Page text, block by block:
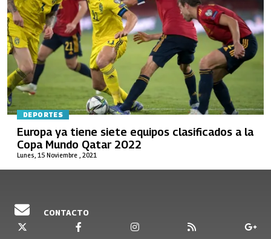
DEPORTES
Lunes, 15 Noviembre , 2021
Europa ya tiene siete equipos clasificados a la
Copa Mundo Qatar 2022
CONTACTO